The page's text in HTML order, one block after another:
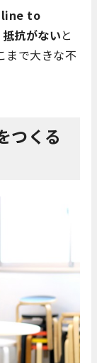
to
抗がないと
まで大きな不
つくる